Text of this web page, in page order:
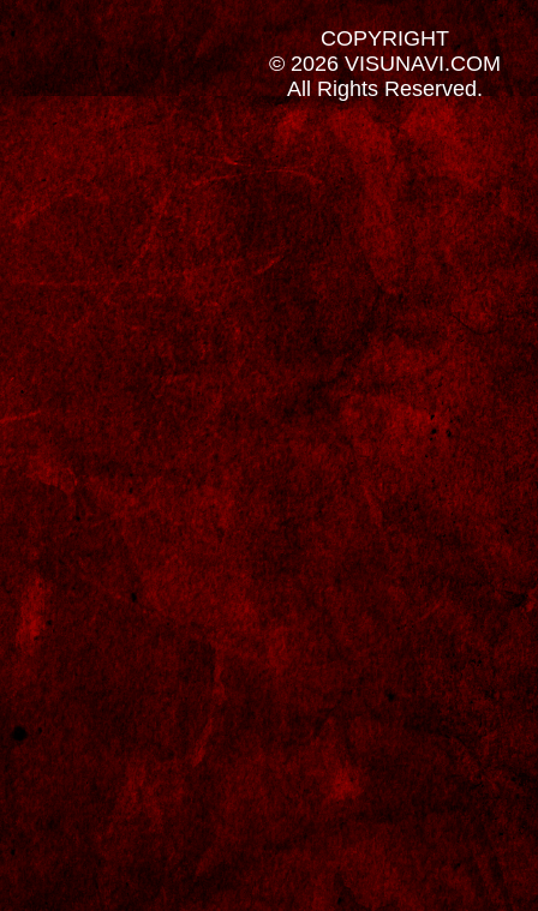
COPYRIGHT
© 2026 VISUNAVI.COM
All Rights Reserved.